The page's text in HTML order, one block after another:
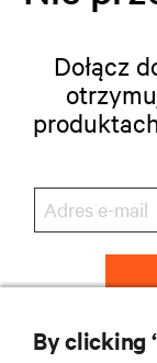
Dołącz
By clicking